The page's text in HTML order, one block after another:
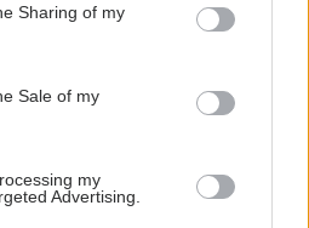
behaviour. You may click to
and its third-party tags to
purposes in below Google
Sharing of my
Sale of my
my
Advertising.
08:00
ύπουλος κίνδυνος για τον